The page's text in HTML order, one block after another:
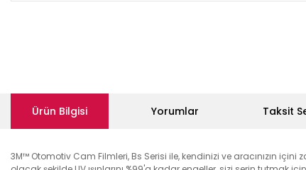
Ürün Bilgisi Yorumlar Taksit
3M™ Otomotiv Cam Filmleri, Bs Serisi ile, kendinizi ve aracınızın